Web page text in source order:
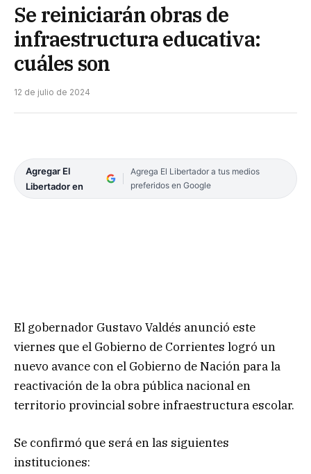
Se reiniciarán obras de
infraestructura educativa:
cuáles son
12 de julio de 2024
Agregar El
Libertador en
Agrega El Libertador a tus medios
preferidos en Google
El gobernador Gustavo Valdés anunció este
viernes que el Gobierno de Corrientes logró un
nuevo avance con el Gobierno de Nación para la
reactivación de la obra pública nacional en
territorio provincial sobre infraestructura escolar.
Se confirmó que será en las siguientes
instituciones: